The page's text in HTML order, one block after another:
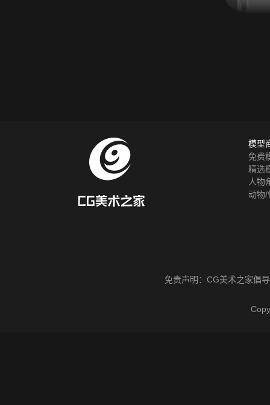
模型
免费
精选
人物
动物/
免责声明： CG美术之家倡